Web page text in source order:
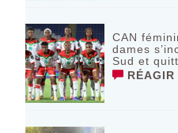
CAN
dames
Sud et
RÉAGIR